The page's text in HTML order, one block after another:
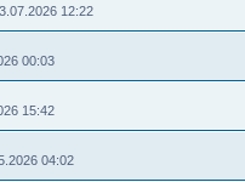
12:22
00:03
15:42
04:02